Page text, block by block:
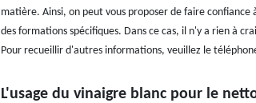
matière. Ainsi, on peut vous proposer de faire confiance
des formations spécifiques. Dans ce cas, il n'y a rien à
Pour recueillir d'autres informations, veuillez le
L'usage du vinaigre blanc pour le